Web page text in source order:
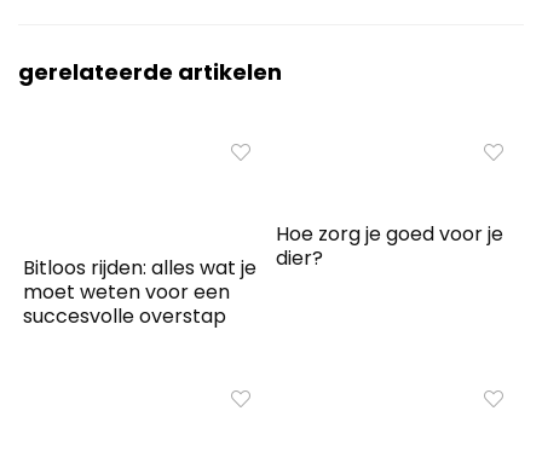
gerelateerde artikelen
Bitloos rijden: alles wat je
moet weten voor een
succesvolle overstap
Hoe zorg je goed voor je
dier?